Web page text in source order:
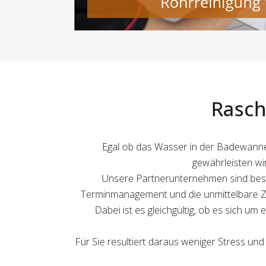
Egal ob das Wasser in der
gewährleisten
Unsere Partnerunternehmen sind
Terminmanagement und die unmittelbare
Dabei ist es gleichgültig, ob es sich
Für Sie resultiert daraus weniger Stress